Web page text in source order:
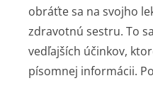
obráťte sa na svojho
zdravotnú sestru. To
vedľajších účinkov,
písomnej informácii.